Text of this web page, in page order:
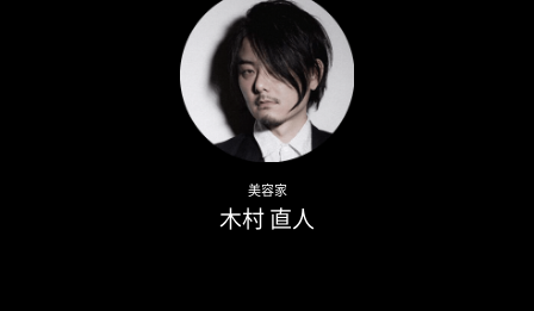
美容家
木村 直人